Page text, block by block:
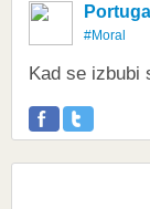
#Moral
Kad se izbubi